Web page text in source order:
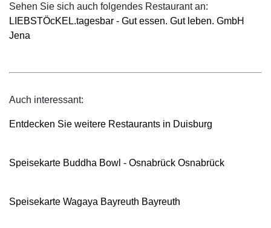
Sehen Sie sich auch folgendes Restaurant an:
LIEBSTÖcKEL.tagesbar - Gut essen. Gut leben. GmbH
Jena
Auch interessant:
Entdecken Sie weitere Restaurants in Duisburg
Speisekarte Buddha Bowl - Osnabrück Osnabrück
Speisekarte Wagaya Bayreuth Bayreuth